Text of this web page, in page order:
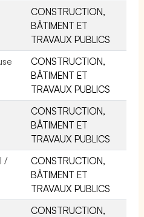
CONSTRUCTION,
BÂTIMENT ET
TRAVAUX PUBLICS
CONSTRUCTION,
BÂTIMENT ET
TRAVAUX PUBLICS
CONSTRUCTION,
BÂTIMENT ET
TRAVAUX PUBLICS
/
CONSTRUCTION,
BÂTIMENT ET
TRAVAUX PUBLICS
CONSTRUCTION,